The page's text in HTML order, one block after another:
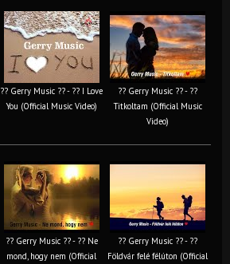
?? Gerry Music ?? - ?? I Love
You (Official Music Video)
?? Gerry Music ?? - ??
Titkoltam (Official Music
Video)
?? Gerry Music ?? - ?? Ne
mond, hogy nem (Official
?? Gerry Music ?? - ??
Földvár felé félúton (Official